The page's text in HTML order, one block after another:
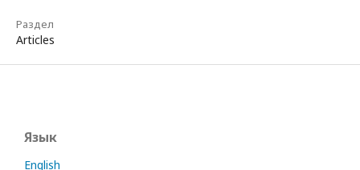
Раздел
Articles
Язык
English